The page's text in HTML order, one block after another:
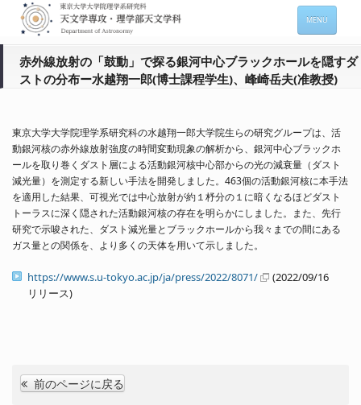
MENU
天文学専攻の案内
入進学希望の方
在学生向け情報
セミナー情報 (本郷)
お問い合わせ
Sitemap Japanese
赤外線放射の「鼓動」で探る銀河中心ブラックホールを隠すダ
ストの分布ー水越翔一郎(博士課程学生)、峰崎岳夫(准教授)
東京大学大学院理学系研究科の水越翔一郎大学院生らの研究グループは、活
動銀河核の赤外線放射強度の時間変動現象の解析から、 銀河中心ブラックホ
ールを取り巻くダスト層による活動銀河核中心部からの光の減衰量（ダスト
減光量） を測定する新しい手法を開発しました。 463個の活動銀河核に本手法
を適用した結果、 可視光では中心放射が約１杼分の１に暗くなるほどダスト
トーラスに深く隠された活動銀河核の存在を明らかにしました。また、 先行
研究で示唆された、 ダスト減光量とブラックホールから我々までの間にある
ガス量との関係を、より多くの天体を用いて示しました。
https://www.s.u-tokyo.ac.jp/ja/press/2022/8071/
(2022/09/16
リリース)
前のページに戻る